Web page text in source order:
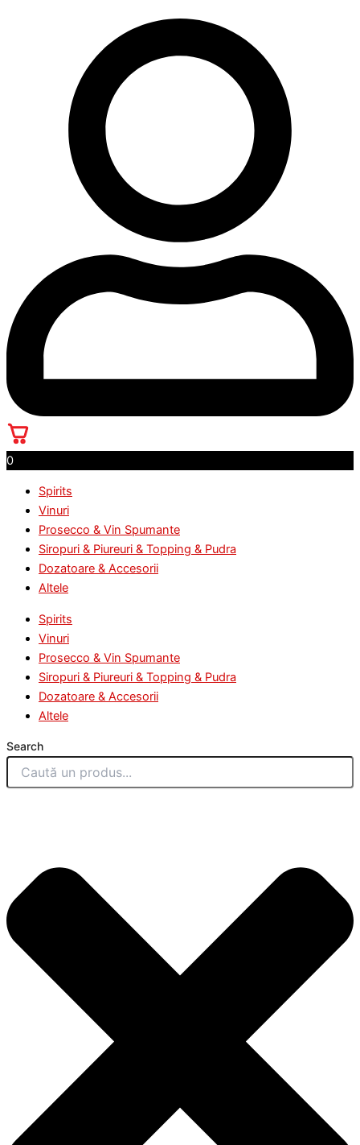
0
Spirits
Vinuri
Prosecco & Vin Spumante
Siropuri & Piureuri & Topping & Pudra
Dozatoare & Accesorii
Altele
Spirits
Vinuri
Prosecco & Vin Spumante
Siropuri & Piureuri & Topping & Pudra
Dozatoare & Accesorii
Altele
Search